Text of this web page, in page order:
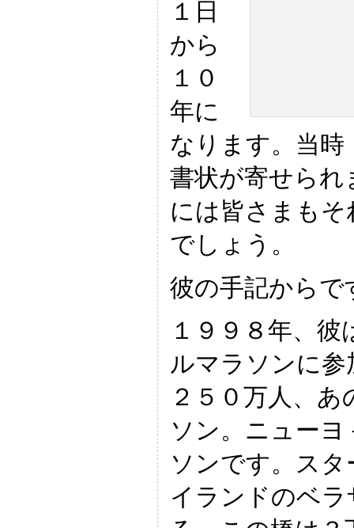
１日
から
１０
年に
なります。当
書状が寄せられ
には皆さまも
でしょう。
彼の手記からで
１９９８年、
ルマラソンに
２５０万人、
ソン。ニュー
ソンです。ス
イランドのベ